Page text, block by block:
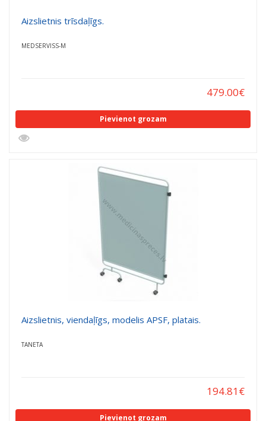
Aizslietnis trīsdaļīgs.
MEDSERVISS-M
479.00€
Pievienot grozam
Aizslietnis, viendaļīgs, modelis APSF, platais.
TANETA
194.81€
Pievienot grozam